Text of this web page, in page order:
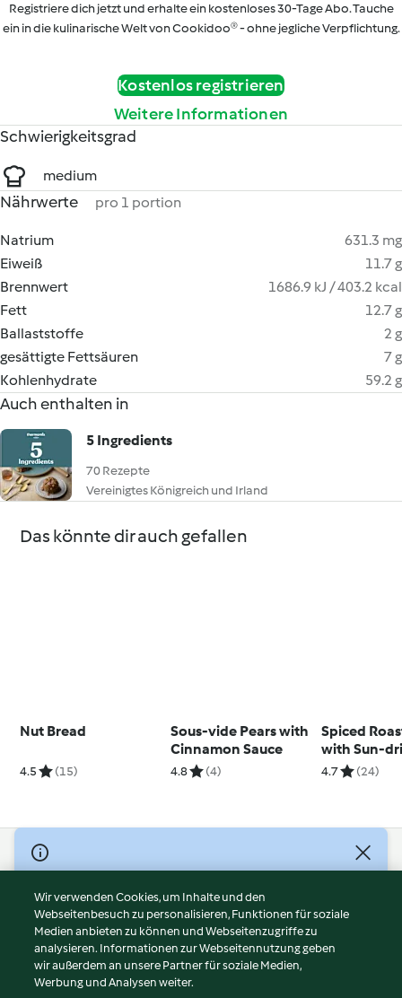
Registriere dich jetzt und erhalte ein kostenloses 30-Tage Abo. Tauche
ein in die kulinarische Welt von Cookidoo® - ohne jegliche Verpflichtung.
Kostenlos registrieren
Weitere Informationen
Schwierigkeitsgrad
medium
Nährwerte pro 1 portion
Natrium
631.3 mg
Eiweiß
11.7 g
Brennwert
1686.9 kJ / 403.2 kcal
Fett
12.7 g
Ballaststoffe
2 g
gesättigte Fettsäuren
7 g
Kohlenhydrate
59.2 g
Auch enthalten in
5 Ingredients
70 Rezepte
Vereinigtes Königreich und Irland
Das könnte dir auch gefallen
Nut Bread
4.5 (15)
Sous-vide Pears with
Cinnamon Sauce
4.8 (4)
Spiced
with Sun-
Tomato
4.7 (24)
© Copyright 2026
Nutzungsbedingungen
Datenschutzrichtlinien
Disclaimer
Impressum
Cookies
Wir verwenden Cookies, um Inhalte und den
Webseitenbesuch zu personalisieren, Funktionen für soziale
Medien anbieten zu können und Webseitenzugriffe zu
analysieren. Informationen zur Webseitennutzung geben
wir außerdem an unsere Partner für soziale Medien,
Werbung und Analysen weiter.